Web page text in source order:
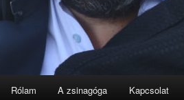
Rólam A zsinagóga Kapcsolat